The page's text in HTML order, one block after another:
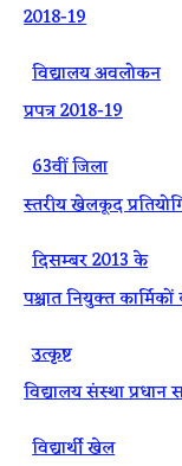
2018-19
विद्यालय अवलोकन
प्रपत्र 2018-19
63वीं जिला
स्तरीय खेलकूद
दिसम्बर 2013 के
पश्चात नियुक्त
उत्कृष्ट
विद्यालय संस्था
विद्यार्थी खेल